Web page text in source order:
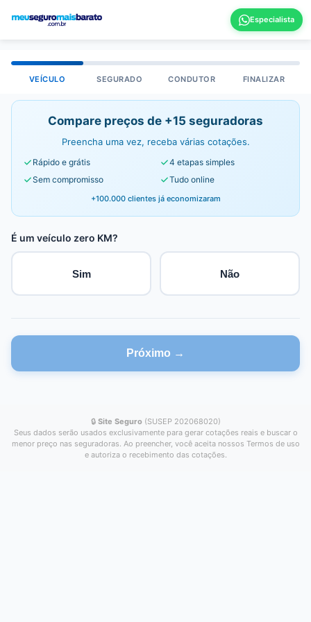
VEÍCULO SEGURADO CONDUTOR FINALIZAR
Compare preços de +15 seguradoras
Preencha uma vez, receba várias cotações.
Rápido e grátis
4 etapas simples
Sem compromisso
Tudo online
+100.000 clientes já economizaram
É um veículo zero KM?
Sim Não
Próximo →
🔒 Site Seguro (SUSEP 202068020)
Seus dados serão usados exclusivamente para gerar cotações reais e buscar o
menor preço nas seguradoras. Ao preencher, você aceita nossos Termos de uso
e autoriza o recebimento das cotações.